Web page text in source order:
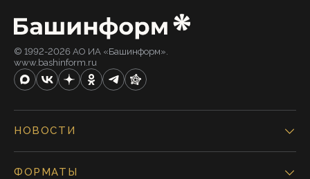
© 1992-2026 АО ИА «Башинформ».
www.bashinform.ru
НОВОСТИ
ФОРМАТЫ